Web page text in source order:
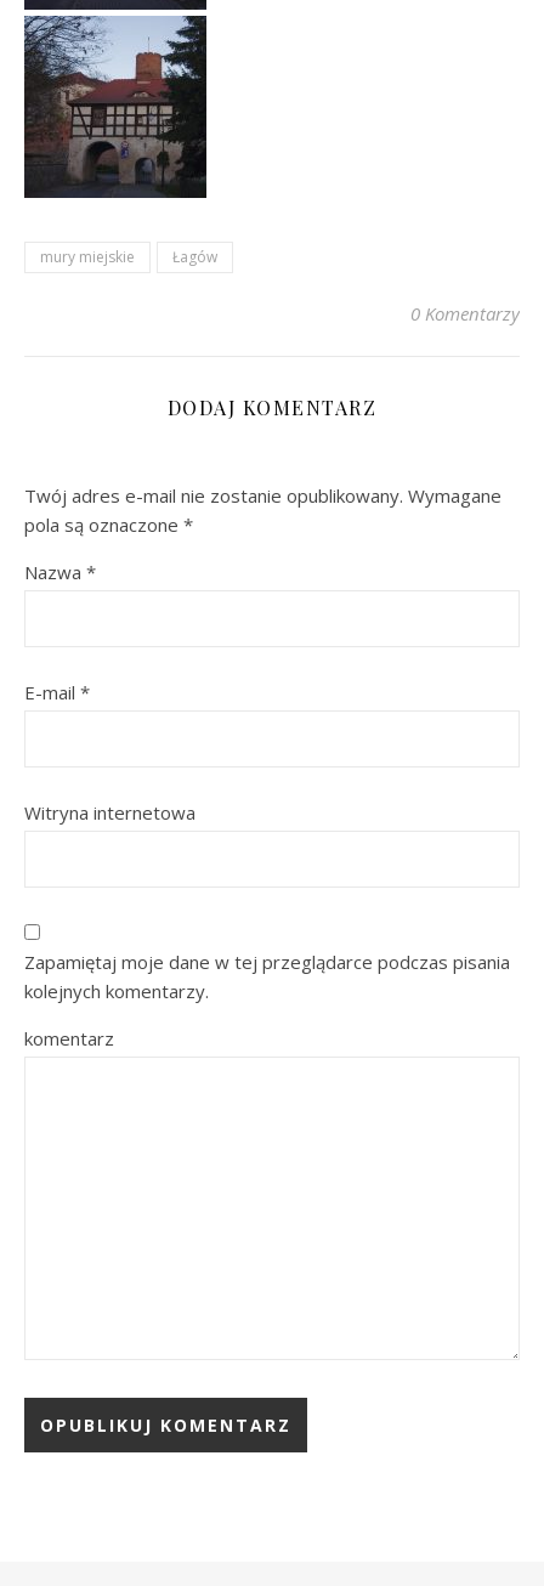
mury miejskie Łagów
0 Komentarzy
DODAJ KOMENTARZ
Twój adres e-mail nie zostanie opublikowany. Wymagane
pola są oznaczone *
Nazwa *
E-mail *
Witryna internetowa
Zapamiętaj moje dane w tej przeglądarce podczas pisania
kolejnych komentarzy.
komentarz